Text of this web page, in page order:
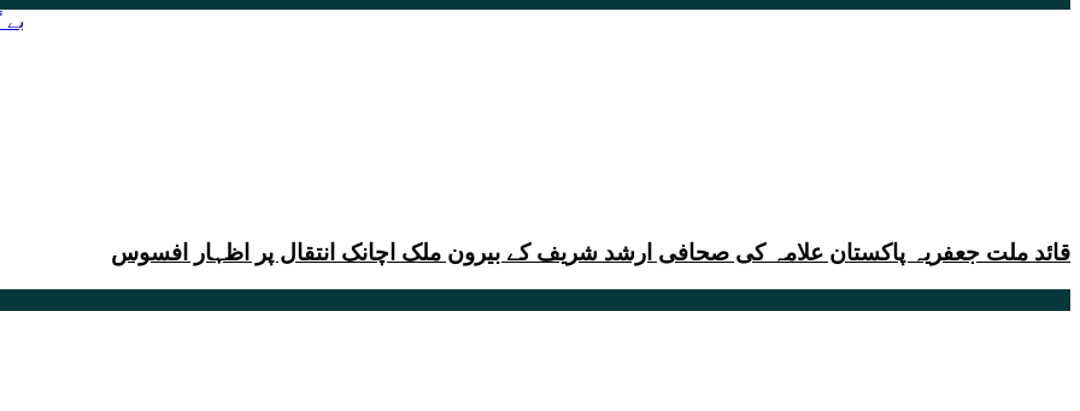
قائد ملت جعفریہ پاکستان علامہ کی صحافی ارشد شریف کے بیرون ملک اچانک انتقال پر اظہار افسوس